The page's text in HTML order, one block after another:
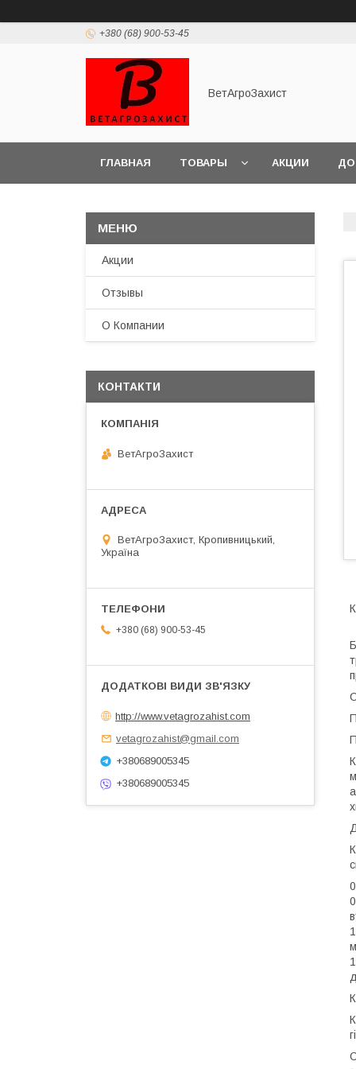
+380 (68) 900-53-45
ВетАгроЗахист
ГЛАВНАЯ ТОВАРЫ АКЦИИ
Акции
Отзывы
О Компании
КОНТАКТИ
ВетАгроЗахист
ВетАгроЗахист, Кропивницький,
Україна
+380 (68) 900-53-45
http://www.vetagrozahist.com
vetagrozahist@gmail.com
+380689005345
+380689005345